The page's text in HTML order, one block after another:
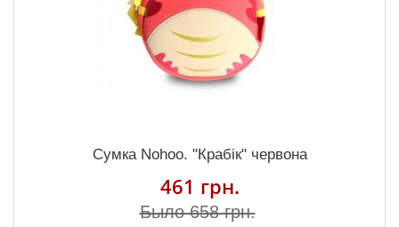
Сумка Nohoo. "Крабік" червона
461 грн.
Было 658 грн.